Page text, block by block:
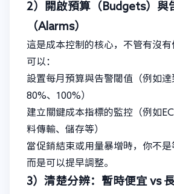
2）開啟預算（Budgets）與
（Alarms）
這是成本控制的核心，不管有沒
可以：
設置每月預算與告警閾值（例如達
80%、100%）
建立關鍵成本指標的監控（例如
料傳輸、儲存等）
當促銷結束或用量暴增時，你不是
而是可以提早調整。
3）清楚分辨：暫時便宜 vs